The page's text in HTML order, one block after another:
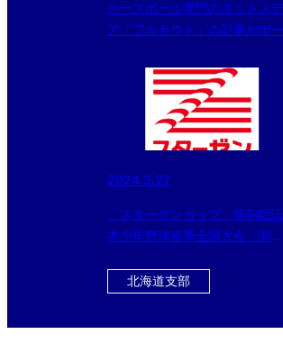
ベースボール専門のネットメ
ア「フルカウト」の記事がボ
りました。
2024.3.27
「スターゼンカップ 第54回
本少年野球春季全国大会」開
北海道支部